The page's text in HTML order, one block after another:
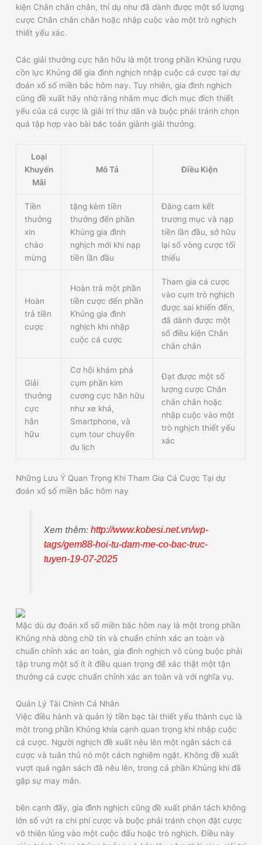
kiện Chắn chắn chắn, thí dụ như đã dành được một số lượng
cược Chắn chắn chắn hoặc nhập cuộc vào một trò nghịch
thiết yếu xác.
Các giải thưởng cực hãn hữu là một trong phần Khủng rượu
cồn lực Khủng để gia đình nghịch nhập cuộc cá cược tại dự
đoán xổ số miền bắc hôm nay. Tuy nhiên, gia đình nghịch
cũng đề xuất hãy nhờ rằng nhằm mục đích mục đích thiết
yếu của cá cược là giải trí thư dãn và buộc phải tránh chọn
quá tập hợp vào bài bác toán giành giải thưởng.
Loại
Khuyến
Mãi
Mô Tả Điều Kiện
Tiền
thưởng
xin
chào
mừng
tặng kèm tiền
thưởng đến phần
Khủng gia đình
nghịch mới khi nạp
tiền lần đầu
Đăng cam kết
trương mục và nạp
tiền lần đầu, sở hữu
lại số vòng cược tối
thiểu
Hoàn
trả tiền
cược
Hoàn trả một phần
tiền cược đến phần
Khủng gia đình
nghịch khi nhập
cuộc cá cược
Tham gia cá cược
vào cụm trò nghịch
được sai khiến đến,
đã dành được một
số điều kiện Chắn
chắn chắn
Giải
thưởng
cực
hãn
hữu
Cơ hội khám phá
cụm phần kim
cương cực hãn hữu
như xe khá,
Smartphone, và
cụm tour chuyến
du lịch
Đạt được một số
lượng cược Chắn
chắn chắn hoặc
nhập cuộc vào một
trò nghịch thiết yếu
xác
Những Lưu Ý Quan Trọng Khi Tham Gia Cá Cược Tại dự
đoán xổ số miền bắc hôm nay
Xem thêm: http://www.kobesi.net.vn/wp-
tags/gem88-hoi-tu-dam-me-co-bac-truc-
tuyen-19-07-2025
Mặc dù dự đoán xổ số miền bắc hôm nay là một trong phần
Khủng nhà dòng chữ tín và chuẩn chỉnh xác an toàn và
chuẩn chỉnh xác an toàn, gia đình nghịch vô cùng buộc phải
tập trung một số ít ít điều quan trọng để xác thật một tận
thưởng cá cược chuẩn chỉnh xác an toàn và với nghĩa vụ.
Quản Lý Tài Chính Cá Nhân
Việc điều hành và quản lý tiền bạc tài thiết yếu thành cục là
một trong phần Khủng khía cạnh quan trọng khi nhập cuộc
cá cược. Người nghịch đề xuất nêu lên một ngân sách cá
cược và tuân thủ nó một cách nghiêm ngặt. Không đề xuất
vượt quá ngân sách đã nêu lên, trong cả phần Khủng khi đã
gặp sự may mắn.
bên cạnh đấy, gia đình nghịch cũng đề xuất phân tách không
lớn số vứt ra chi phí cược và buộc phải tránh chọn đặt cược
vô thiên lủng vào một cuộc đấu hoặc trò nghịch. Điều này